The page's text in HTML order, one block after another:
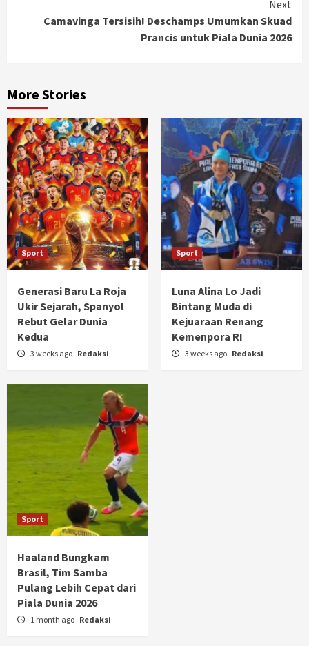
Next
Camavinga Tersisih! Deschamps Umumkan Skuad
Prancis untuk Piala Dunia 2026
More Stories
Sport
Generasi Baru La Roja
Ukir Sejarah, Spanyol
Rebut Gelar Dunia
Kedua
3 weeks ago Redaksi
Sport
Luna Alina Lo Jadi
Bintang Muda di
Kejuaraan Renang
Kemenpora RI
3 weeks ago Redaksi
Sport
Haaland Bungkam
Brasil, Tim Samba
Pulang Lebih Cepat dari
Piala Dunia 2026
1 month ago Redaksi